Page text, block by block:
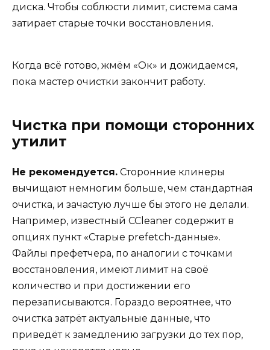
диска. Чтобы соблюсти лимит, система сама
затирает старые точки восстановления.
Когда всё готово, жмём «Ок» и дожидаемся,
пока мастер очистки закончит работу.
Чистка при помощи сторонних
утилит
Не рекомендуется. Сторонние клинеры
вычищают немногим больше, чем стандартная
очистка, и зачастую лучше бы этого не делали.
Например, известный CCleaner содержит в
опциях пункт «Старые prefetch-данные».
Файлы префетчера, по аналогии с точками
восстановления, имеют лимит на своё
количество и при достижении его
перезаписываются. Гораздо вероятнее, что
очистка затрёт актуальные данные, что
приведёт к замедлению загрузки до тех пор,